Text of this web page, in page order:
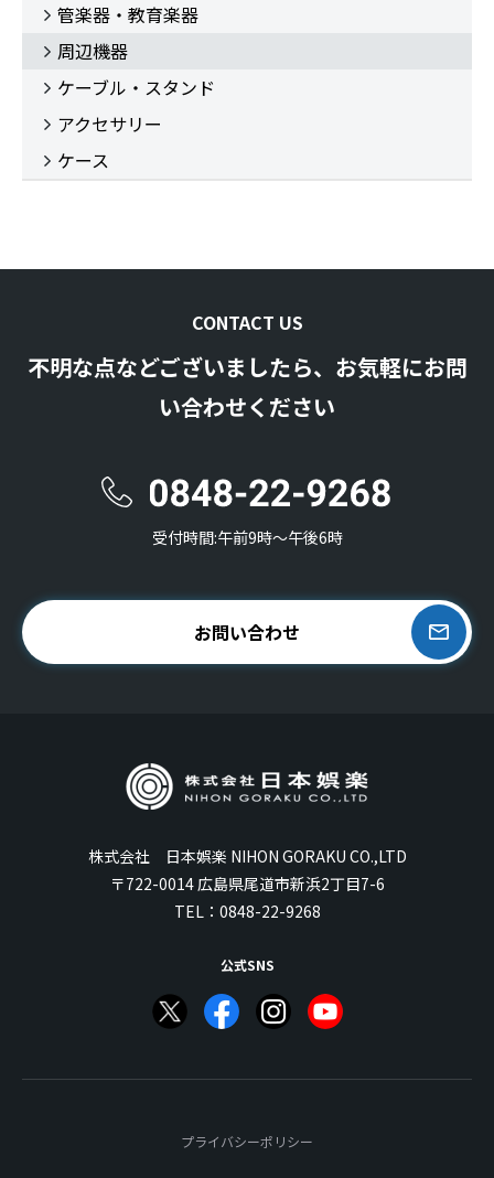
管楽器・教育楽器
周辺機器
ケーブル・スタンド
アクセサリー
ケース
CONTACT US
不明な点などございましたら、お気軽にお問
い合わせください
受付時間:午前9時〜午後6時
お問い合わせ
株式会社 日本娯楽 NIHON GORAKU CO.,LTD
〒722-0014 広島県尾道市新浜2丁目7-6
TEL： 0848-22-9268
公式SNS
プライバシーポリシー